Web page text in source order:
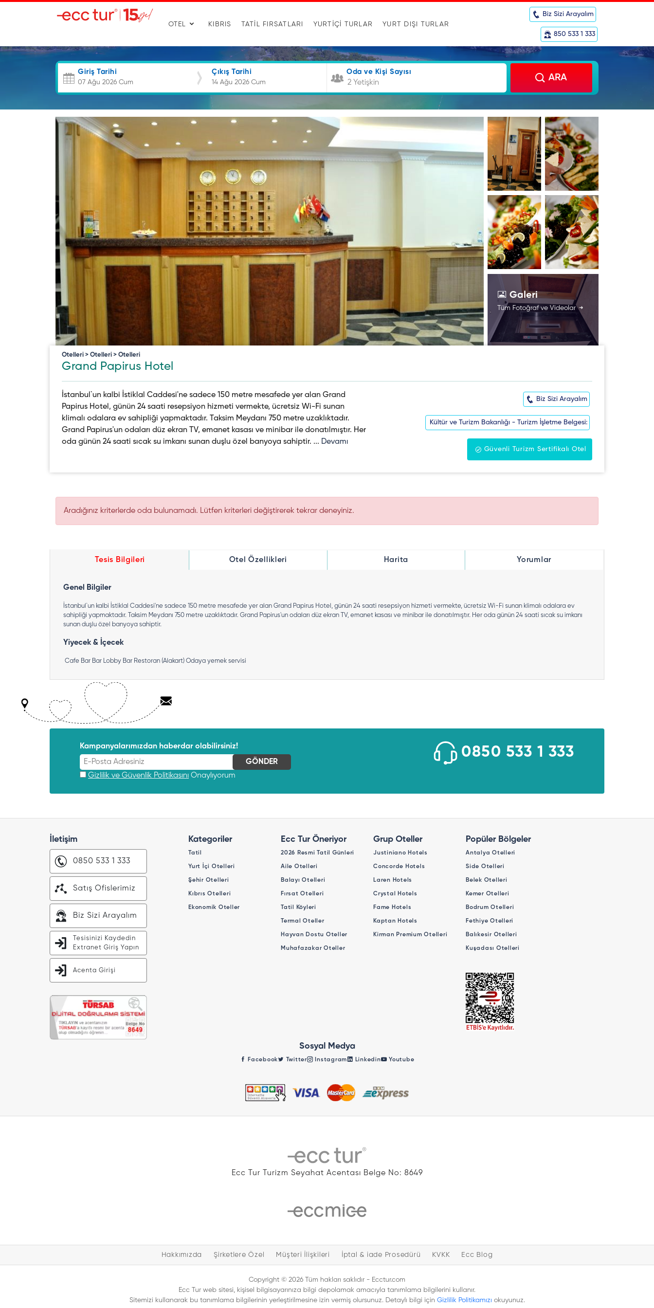
OTEL KIBRIS TATİL FIRSATLARI YURTIÇI TURLAR YURT DIŞI TURLAR
Biz Sizi Arayalım
850 533 1 333
Giriş Tarihi Çıkış Tarihi Oda ve Kişi Sayısı
2 Yetişkin ARA
Galeri
Tüm Fotoğraf ve Videolar
Otelleri > Otelleri > Otelleri
Grand Papirus Hotel
İstanbul`un kalbi İstiklal Caddesi'ne sadece 150 metre mesafede yer alan Grand
Papirus Hotel, günün 24 saati resepsiyon hizmeti vermekte, ücretsiz Wi-Fi sunan
klimalı odalara ev sahipliği yapmaktadır. Taksim Meydanı 750 metre uzaklıktadır.
Grand Papirus'un odaları düz ekran TV, emanet kasası ve minibar ile donatılmıştır. Her
oda günün 24 saati sıcak su imkanı sunan duşlu özel banyoya sahiptir. ... Devamı
Biz Sizi Arayalım
Kültür ve Turizm Bakanlığı - Turizm İşletme Belgesi:
Güvenli Turizm Sertifikalı Otel
Aradığınız kriterlerde oda bulunamadı. Lütfen kriterleri değiştirerek tekrar deneyiniz.
Tesis Bilgileri Otel Özellikleri Harita Yorumlar
Genel Bilgiler
İstanbul`un kalbi İstiklal Caddesi'ne sadece 150 metre mesafede yer alan Grand Papirus Hotel, günün 24 saati resepsiyon hizmeti vermekte, ücretsiz Wi-Fi sunan klimalı odalara ev
sahipliği yapmaktadır. Taksim Meydanı 750 metre uzaklıktadır. Grand Papirus'un odaları düz ekran TV, emanet kasası ve minibar ile donatılmıştır. Her oda günün 24 saati sıcak su imkanı
sunan duşlu özel banyoya sahiptir.
Yiyecek & İçecek
Cafe Bar Bar Lobby Bar Restoran (Alakart) Odaya yemek servisi
Kampanyalarımızdan haberdar olabilirsiniz!
Gizlilik ve Güvenlik Politikasını Onaylıyorum
0850 533 1 333
İletişim
0850 533 1 333
Satış Ofislerimiz
Biz Sizi Arayalım
Tesisinizi Kaydedin
Extranet Giriş Yapın
Acenta Girişi
Kategoriler
Tatil
Yurt İçi Otelleri
Şehir Otelleri
Kıbrıs Otelleri
Ekonomik Oteller
Ecc Tur Öneriyor
2026 Resmi Tatil Günleri
Aile Otelleri
Balayı Otelleri
Fırsat Otelleri
Tatil Köyleri
Termal Oteller
Hayvan Dostu Oteller
Muhafazakar Oteller
Grup Oteller
Justiniano Hotels
Concorde Hotels
Laren Hotels
Crystal Hotels
Fame Hotels
Kaptan Hotels
Kirman Premium Otelleri
Popüler Bölgeler
Antalya Otelleri
Side Otelleri
Belek Otelleri
Kemer Otelleri
Bodrum Otelleri
Fethiye Otelleri
Balıkesir Otelleri
Kuşadası Otelleri
Sosyal Medya
Facebook Twitter Instagram Linkedin Youtube
Ecc Tur Turizm Seyahat Acentası Belge No: 8649
Hakkımızda Şirketlere Özel Müşteri İlişkileri İptal & iade Prosedürü KVKK Ecc Blog
Copyright © 2026 Tüm hakları saklıdır - Ecctur.com
Ecc Tur web sitesi, kişisel bilgisayarınıza bilgi depolamak amacıyla tanımlama bilgilerini kullanır.
Sitemizi kullanarak bu tanımlama bilgilerinin yerleştirilmesine izin vermiş olursunuz. Detaylı bilgi için Gizlilik Politikamızı okuyunuz.